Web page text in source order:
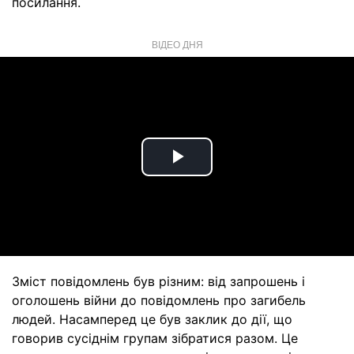
ВІДЕО ДНЯ
Play
Зміст повідомлень був різним: від запрошень і
оголошень війни до повідомлень про загибель
людей. Насамперед це був заклик до дії, що
говорив сусіднім групам зібратися разом. Це